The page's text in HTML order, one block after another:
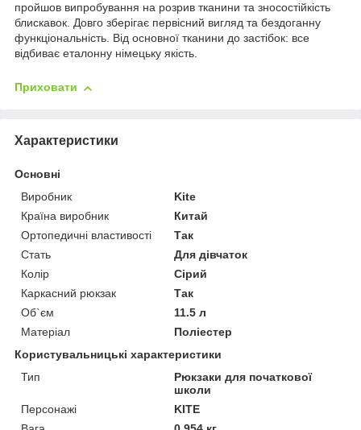
пройшов випробування на розрив тканини та зносостійкість
блискавок. Довго зберігає первісний вигляд та бездоганну
функціональність. Від основної тканини до застібок: все
відбиває еталонну німецьку якість.
Приховати
Характеристики
Основні
Виробник
Kite
Країна виробник
Китай
Ортопедичні властивості
Так
Стать
Для дівчаток
Колір
Сірий
Каркасний рюкзак
Так
Об`єм
11.5 л
Матеріал
Поліестер
Користувальницькі характеристики
Тип
Рюкзаки для початкової
школи
Персонажі
KITE